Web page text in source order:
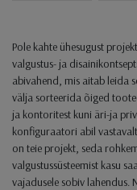
Pole kahte ühesugust
valgustus- ja
abivahend, mis aitab leida
välja sorteerida õiged
ja kontoritest kuni äri-ja
konfiguraatori abil
on teie projekt, seda
valgustussüsteemist kasu
vajadusele sobiv